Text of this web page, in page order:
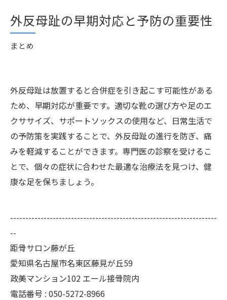
まとめ
外反母趾の早期対応と予防の重要性
外反母趾は放置すると合併症を引き起こす可能性がある
ため、早期対応が重要です。適切な靴の選び方や足のエ
クササイズ、サポートソックスの使用など、日常生活で
の予防策を実践することで、外反母趾の進行を防ぎ、痛
みを軽減することができます。専門医の診察を受けるこ
とで、個々の症状に合わせた最適な治療法を見つけ、健
康な足を保ちましょう。
--------------------------------------------------------------------
--
距骨サロン藤が丘
愛知県名古屋市名東区藤見が丘59
政美マンション102 エール接骨院内
電話番号 : 050-5272-8966